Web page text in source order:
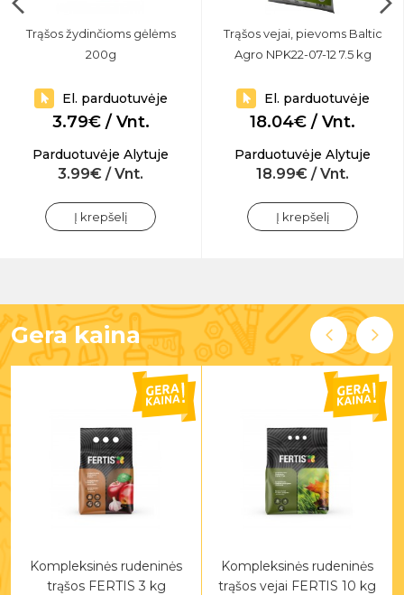
Trąšos žydinčioms gėlėms
200g
El. parduotuvėje
3.79€ / Vnt.
Parduotuvėje Alytuje
3.99€ / Vnt.
Į krepšelį
Trąšos vejai, pievoms Baltic
Agro NPK22-07-12 7.5 kg
El. parduotuvėje
18.04€ / Vnt.
Parduotuvėje Alytuje
18.99€ / Vnt.
Į krepšelį
Gera kaina
Kompleksinės rudeninės
trąšos FERTIS 3 kg
Kompleksinės rudeninės
trąšos vejai FERTIS 10 kg